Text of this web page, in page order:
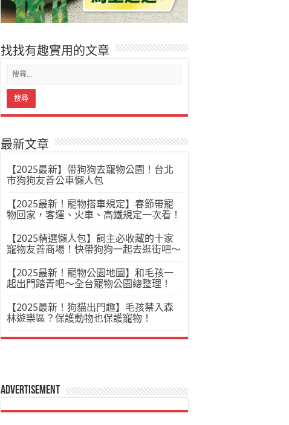
找找有趣實用的文章
最新文章
【2025最新】帶狗狗去寵物公園！台北
市狗狗友善公車懶人包
【2025最新！寵物搭車規定】春節帶寵
物回家，客運、火車、高鐵規定一次看！
【2025精選懶人包】飼主必收藏的十家
寵物友善商場！快帶狗狗一起去逛街吧～
【2025最新！寵物公園地圖】和毛孩一
起出門踏青吧～全台寵物公園總整理！
【2025最新！狗貓出門趣】毛孩禁入森
林遊樂區？保護動物也保護寵物！
Advertisement